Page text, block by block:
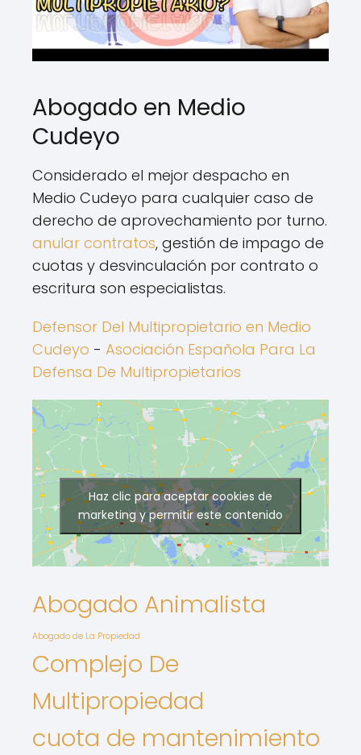
Abogado en Medio
Cudeyo
Considerado el mejor despacho en
Medio Cudeyo para cualquier caso de
derecho de aprovechamiento por turno.
anular contratos, gestión de impago de
cuotas y desvinculación por contrato o
escritura son especialistas.
Defensor Del Multipropietario en Medio
Cudeyo - Asociación Española Para La
Defensa De Multipropietarios
Haz clic para aceptar cookies de
marketing y permitir este contenido
Abogado Animalista
Abogado de La Propiedad
Complejo De
Multipropiedad
cuota de mantenimiento